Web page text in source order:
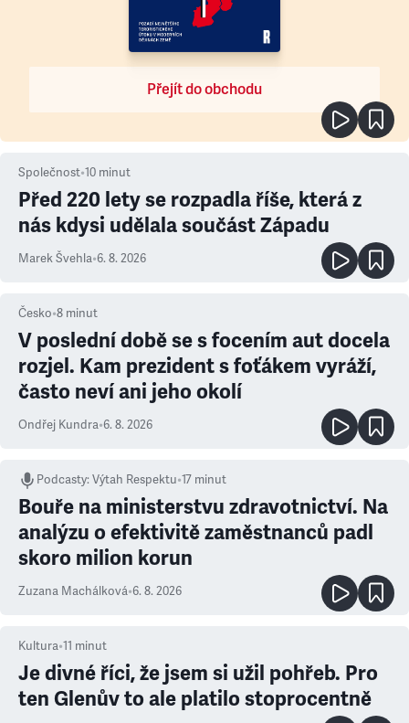
Přejít do obchodu
Společnost•10 minut
Před 220 lety se rozpadla říše, která z
nás kdysi udělala součást Západu
Marek Švehla•6. 8. 2026
Česko•8 minut
V poslední době se s focením aut docela
rozjel. Kam prezident s foťákem vyráží,
často neví ani jeho okolí
Ondřej Kundra•6. 8. 2026
Podcasty:Výtah Respektu•17 minut
Bouře na ministerstvu zdravotnictví. Na
analýzu o efektivitě zaměstnanců padl
skoro milion korun
Zuzana Machálková•6. 8. 2026
Kultura•11 minut
Je divné říci, že jsem si užil pohřeb. Pro
ten Glenův to ale platilo stoprocentně